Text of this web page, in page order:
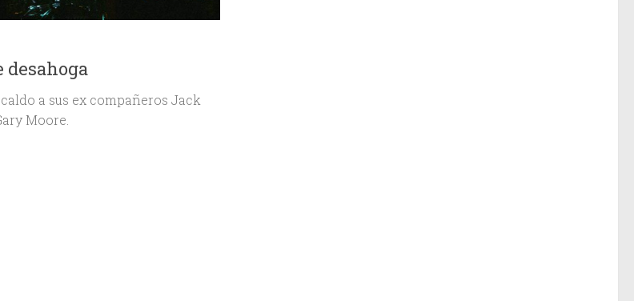
desahoga
a sus ex compañeros Jack
Moore.